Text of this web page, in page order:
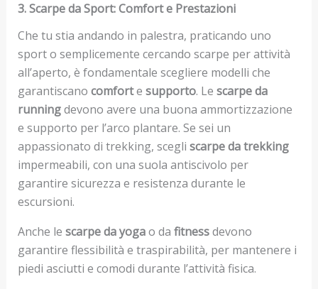
3. Scarpe da Sport: Comfort e Prestazioni
Che tu stia andando in palestra, praticando uno
sport o semplicemente cercando scarpe per attività
all’aperto, è fondamentale scegliere modelli che
garantiscano comforte supporto. Le scarpe da
runningdevono avere una buona ammortizzazione
e supporto per l’arco plantare. Se sei un
appassionato di trekking, scegli scarpe da trekking
impermeabili, con una suola antiscivolo per
garantire sicurezza e resistenza durante le
escursioni.
Anche le scarpe da yogao da fitnessdevono
garantire flessibilità e traspirabilità, per mantenere i
piedi asciutti e comodi durante l’attività fisica.